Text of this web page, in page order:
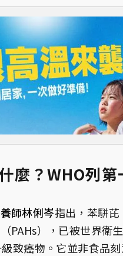
什麼？WHO列
師林俐岑指出，苯駢
PAHs），已被世界衛
致癌物。它並非食品